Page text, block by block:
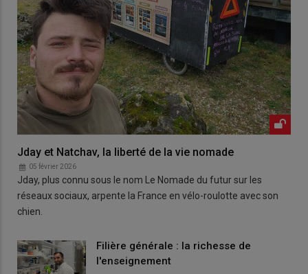
Jday et Natchav, la liberté de la vie nomade
05 février 2026
Jday, plus connu sous le nom Le Nomade du futur sur les
réseaux sociaux, arpente la France en vélo-roulotte avec son
chien.
Filière générale : la richesse de
l'enseignement